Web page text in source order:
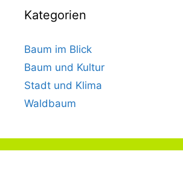
r
g
ö
e
r
Kategorien
Baum im Blick
Baum und Kultur
Stadt und Klima
Waldbaum